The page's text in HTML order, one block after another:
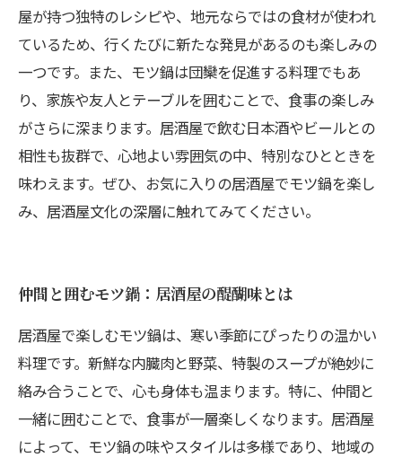
屋が持つ独特のレシピや、地元ならではの食材が使われ
ているため、行くたびに新たな発見があるのも楽しみの
一つです。また、モツ鍋は団欒を促進する料理でもあ
り、家族や友人とテーブルを囲むことで、食事の楽しみ
がさらに深まります。居酒屋で飲む日本酒やビールとの
相性も抜群で、心地よい雰囲気の中、特別なひとときを
味わえます。ぜひ、お気に入りの居酒屋でモツ鍋を楽し
み、居酒屋文化の深層に触れてみてください。
仲間と囲むモツ鍋：居酒屋の醍醐味とは
居酒屋で楽しむモツ鍋は、寒い季節にぴったりの温かい
料理です。新鮮な内臓肉と野菜、特製のスープが絶妙に
絡み合うことで、心も身体も温まります。特に、仲間と
一緒に囲むことで、食事が一層楽しくなります。居酒屋
によって、モツ鍋の味やスタイルは多様であり、地域の